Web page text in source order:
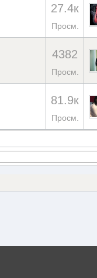
27.4к
Просм.
4382
Просм.
81.9к
Просм.